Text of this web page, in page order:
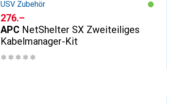
USV Zubehör
CHF
276.–
APC NetShelter SX Zweiteiliges
Kabelmanager-Kit